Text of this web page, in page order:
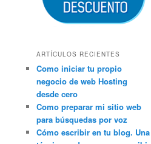
ARTÍCULOS RECIENTES
Como iniciar tu propio
negocio de web Hosting
desde cero
Como preparar mi sitio web
para búsquedas por voz
Cómo escribir en tu blog. Una